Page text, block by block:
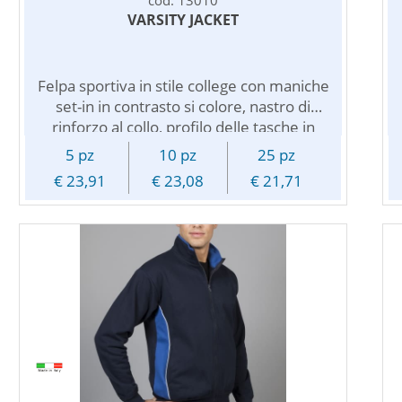
VARSITY JACKET
Felpa sportiva in stile college con maniche
set-in in contrasto si colore, nastro di
rinforzo al collo, profilo delle tasche in
contrasto colore e struttura con cuciture
laterali. Collo, polsini e orlo inferiore in
maglia con strisce a contrasto. La Varsity
Jacket si contraddistingue anche per la sua
tipica chiusura con bottoni sempre in
contrasto di colore. Disponibile in tanti
colori, questa particolare felpa puo'
essere personalizzata con il vostro logo o
messaggio pubblicitario in diverse
posizioni a vostra scelta. Particolarmente
adatta per lo sport, per vestire i giocatori
delle squadre, promuovere palestre ed
eventi sportivi ma anche per il tempo
5 pz 10 pz
25 pz
€ 23,91
€ 23,08 € 21,71